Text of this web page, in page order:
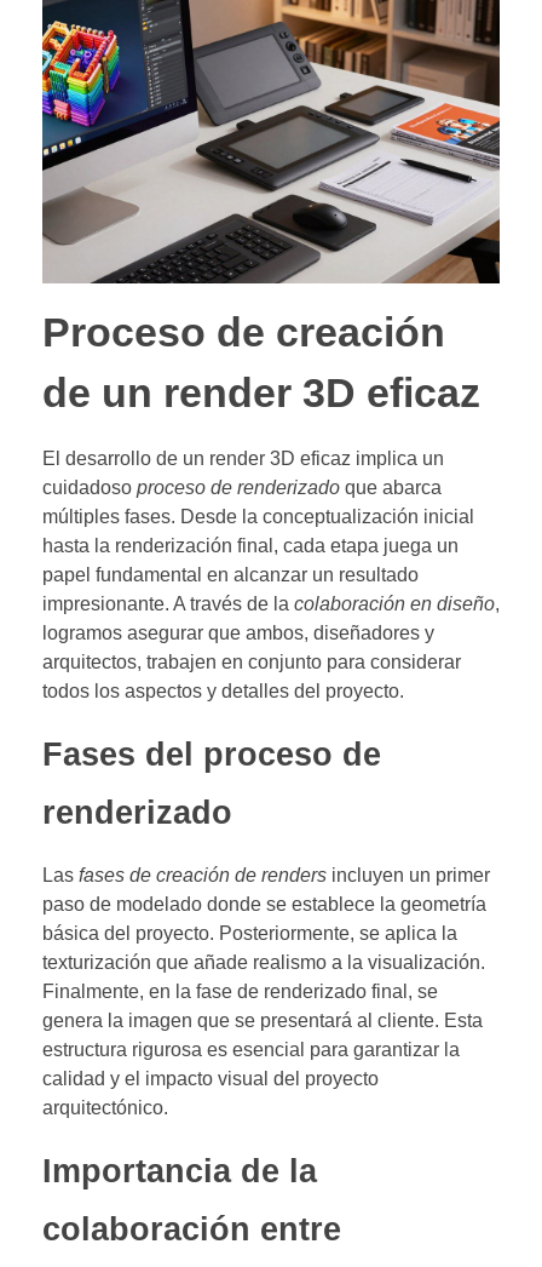
Proceso de creación
de un render 3D eficaz
El desarrollo de un render 3D eficaz implica un
cuidadoso proceso de renderizado que abarca
múltiples fases. Desde la conceptualización inicial
hasta la renderización final, cada etapa juega un
papel fundamental en alcanzar un resultado
impresionante. A través de la colaboración en diseño,
logramos asegurar que ambos, diseñadores y
arquitectos, trabajen en conjunto para considerar
todos los aspectos y detalles del proyecto.
Fases del proceso de
renderizado
Las fases de creación de renders incluyen un primer
paso de modelado donde se establece la geometría
básica del proyecto. Posteriormente, se aplica la
texturización que añade realismo a la visualización.
Finalmente, en la fase de renderizado final, se
genera la imagen que se presentará al cliente. Esta
estructura rigurosa es esencial para garantizar la
calidad y el impacto visual del proyecto
arquitectónico.
Importancia de la
colaboración entre